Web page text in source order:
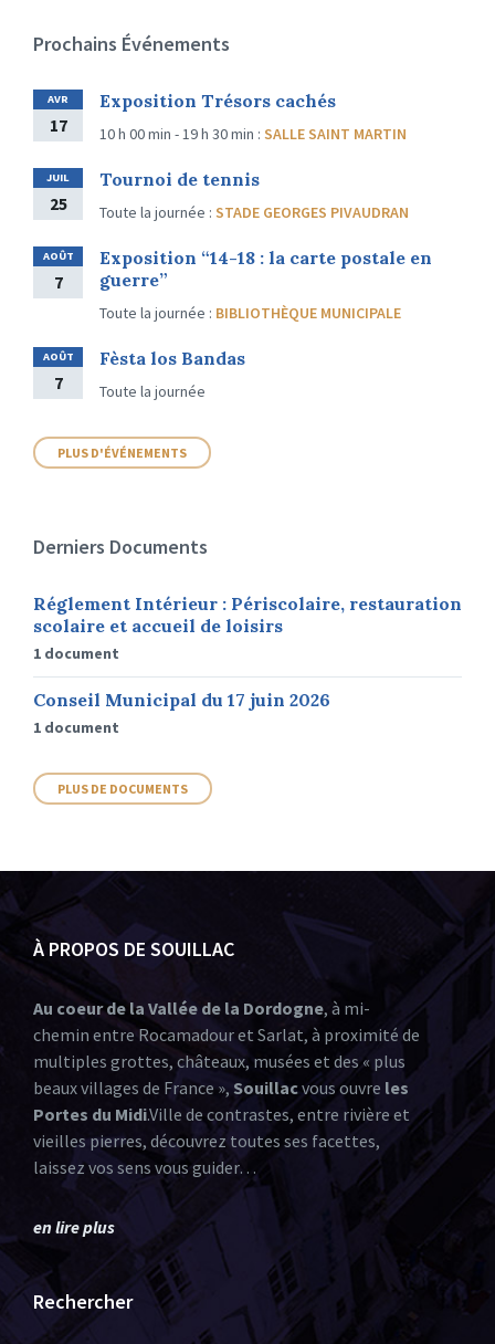
Prochains Événements
AVR
17
Exposition Trésors cachés
10 h 00 min - 19 h 30 min : SALLE SAINT MARTIN
JUIL
25
Tournoi de tennis
Toute la journée : STADE GEORGES PIVAUDRAN
AOÛT
7
Exposition “14-18 : la carte postale en
guerre”
Toute la journée : BIBLIOTHÈQUE MUNICIPALE
AOÛT
7
Fèsta los Bandas
Toute la journée
PLUS D'ÉVÉNEMENTS
Derniers Documents
Réglement Intérieur : Périscolaire, restauration
scolaire et accueil de loisirs
1 document
Conseil Municipal du 17 juin 2026
1 document
PLUS DE DOCUMENTS
À PROPOS DE SOUILLAC
Au coeur de la Vallée de la Dordogne, à mi-
chemin entre Rocamadour et Sarlat, à proximité de
multiples grottes, châteaux, musées et des « plus
beaux villages de France », Souillacvous ouvre les
Portes du Midi.Ville de contrastes, entre rivière et
vieilles pierres, découvrez toutes ses facettes,
laissez vos sens vous guider…
en lire plus
Rechercher